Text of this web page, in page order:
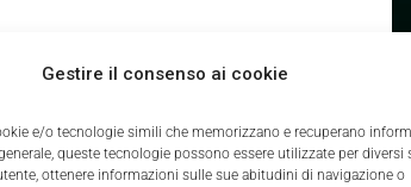
Gestire il consenso ai cookie
e/o tecnologie simili che memorizzano e recuperano
queste tecnologie possono essere utilizzate per diversi
ottenere informazioni sulle sue abitudini di navigazione o